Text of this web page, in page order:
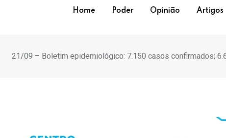
Home Poder Opinião Artigos
21/09 – Boletim epidemiológico: 7.150 casos confirmados;